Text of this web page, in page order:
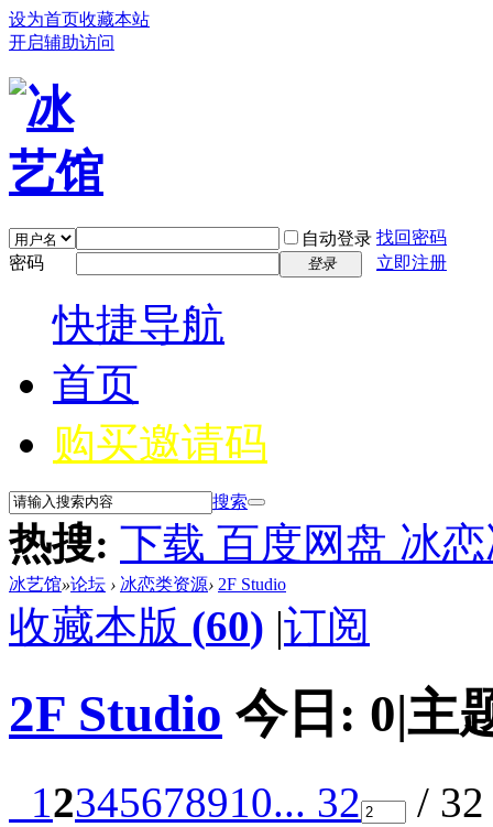
设为首页收藏本站
开启辅助访问
自动登录 找回密码
密码
登录 立即注册
快捷导航
首页
购买邀请码
搜索
热搜: 下载 百度网盘 冰
冰艺馆»论坛 › 冰恋类资源› 2F Studio
收藏本版 (60) |订阅
2F Studio 今日: 0|主
12345678910... 32 /